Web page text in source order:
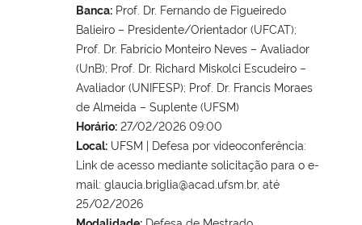
Banca: Prof. Dr. Fernando de Figueiredo
Balieiro – Presidente/Orientador (UFCAT);
Prof. Dr. Fabrício Monteiro Neves – Avaliador
(UnB); Prof. Dr. Richard Miskolci Escudeiro –
Avaliador (UNIFESP); Prof. Dr. Francis Moraes
de Almeida – Suplente (UFSM)
Horário: 27/02/2026 09:00
Local: UFSM | Defesa por videoconferência:
Link de acesso mediante solicitação para o e-
mail: glaucia.briglia@acad.ufsm.br, até
25/02/2026
Modalidade: Defesa de Mestrado